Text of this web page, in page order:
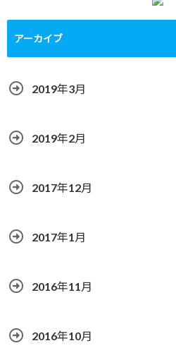
アーカイブ
2019年3月
2019年2月
2017年12月
2017年1月
2016年11月
2016年10月